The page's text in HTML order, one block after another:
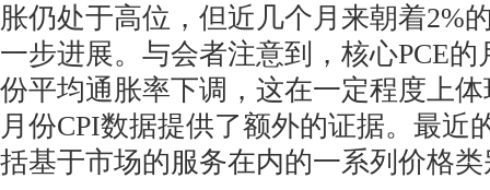
胀仍处于高位，但近几个月来朝着2%
一步进展。与会者注意到，核心PCE
份平均通胀率下调，这在一定程度上
月份CPI数据提供了额外的证据。最近
括基于市场的服务在内的一系列价格